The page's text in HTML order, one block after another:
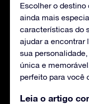
Escolher o destino
ainda mais
características do
ajudar a encontrar
sua
única e
perfeito para você
Leia o artigo